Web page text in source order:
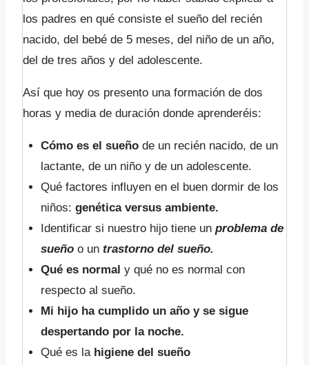
los padres en qué consiste el sueño del recién
nacido, del bebé de 5 meses, del niño de un año,
del de tres años y del adolescente.
Así que hoy os presento una formación de dos
horas y media de duración donde aprenderéis:
Cómo es el sueñode un recién nacido, de un
lactante, de un niño y de un adolescente.
Qué factores influyen en el buen dormir de los
niños: genética versus ambiente.
Identificar si nuestro hijo tiene un problema de
sueñoo un trastorno del sueño.
Qué es normal y qué no es normal con
respecto al sueño.
Mi hijo ha cumplido un año y se sigue
despertando por la noche.
Qué es la higiene del sueño